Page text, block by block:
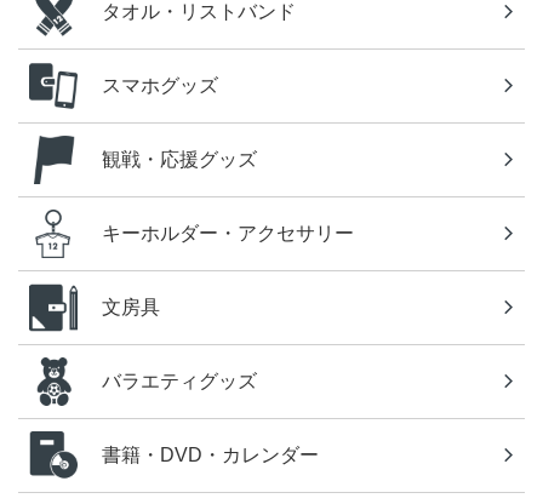
タオル・リストバンド
スマホグッズ
観戦・応援グッズ
キーホルダー・アクセサリー
文房具
バラエティグッズ
書籍・DVD・カレンダー